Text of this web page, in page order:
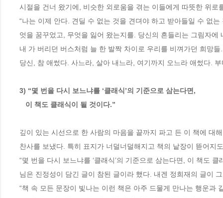
시절을 건너 왔기에, 비슷한 외로움을 겪는 이들에게 따뜻한 위로
“나는 이제 안다. 견딜 수 없는 것을 견뎌야 하고 받아들일 수 없
엇을 꿈꾸었고, 무엇을 잃어 왔는지를. 당신의 흔들리는 그림자
내 가 버리던 버스처럼 늘 한 발짝 차이로 우리를 비껴가던 희망
당신, 참 애썼다. 사느라, 살아 내느라, 여기까지 오느라 애썼다.
3) “몇 번을 다시 보느냐를 ‘클래식’의 기준으로 삼는다면,
   이 책도 클래식이 될 것이다.”
깊이 있는 시선으로 한 사람의 마음을 끝까지 파고 든 이 책에 대
찬사를 보냈다. 특히 표지가 너덜너덜해지고 책의 낱장이 뜯어
“몇 번을 다시 보느냐를 ‘클래식’의 기준으로 삼는다면, 이 책도
님은 진정성이 담긴 글이 참된 글이라 했다. 내겐 정희재의 글이
“책 속 모든 문장이 빛나는 이런 책은 아주 드물게 만나는 행운과